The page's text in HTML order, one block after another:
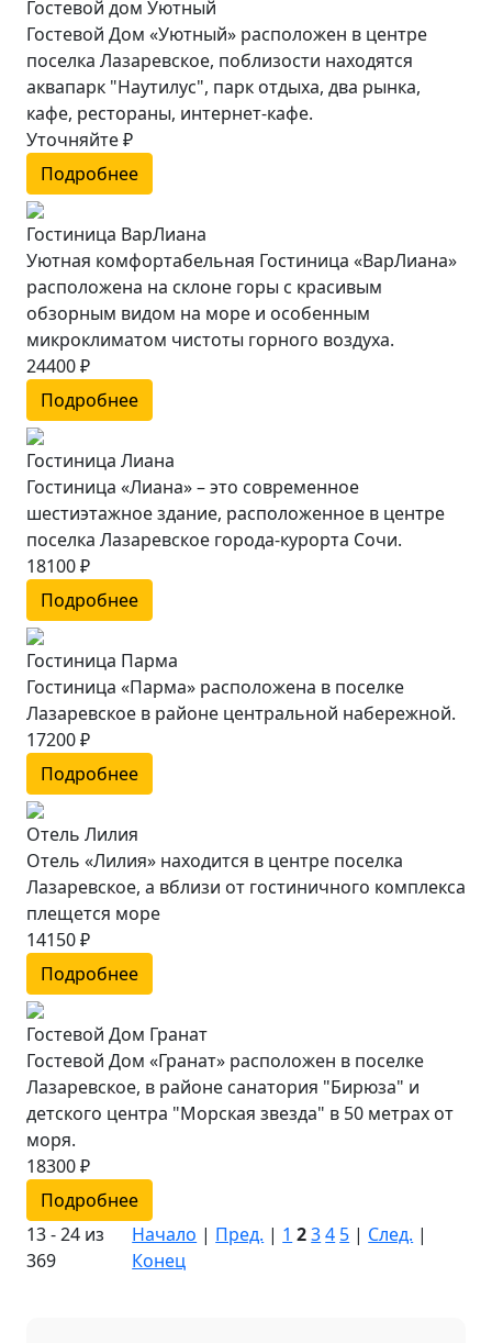
Гостевой дом Уютный
Гостевой Дом «Уютный» расположен в центре
поселка Лазаревское, поблизости находятся
аквапарк "Наутилус", парк отдыха, два рынка,
кафе, рестораны, интернет-кафе.
Уточняйте ₽
Подробнее
Гостиница ВарЛиана
Уютная комфортабельная Гостиница «ВарЛиана»
расположена на склоне горы с красивым
обзорным видом на море и особенным
микроклиматом чистоты горного воздуха.
24400 ₽
Подробнее
Гостиница Лиана
Гостиница «Лиана» – это современное
шестиэтажное здание, расположенное в центре
поселка Лазаревское города-курорта Сочи.
18100 ₽
Подробнее
Гостиница Парма
Гостиница «Парма» расположена в поселке
Лазаревское в районе центральной набережной.
17200 ₽
Подробнее
Отель Лилия
Отель «Лилия» находится в центре поселка
Лазаревское, а вблизи от гостиничного комплекса
плещется море
14150 ₽
Подробнее
Гостевой Дом Гранат
Гостевой Дом «Гранат» расположен в поселке
Лазаревское, в районе санатория "Бирюза" и
детского центра "Морская звезда" в 50 метрах от
моря.
18300 ₽
Подробнее
13 - 24 из
369
Начало | Пред. | 1 234 5 | След. |
Конец